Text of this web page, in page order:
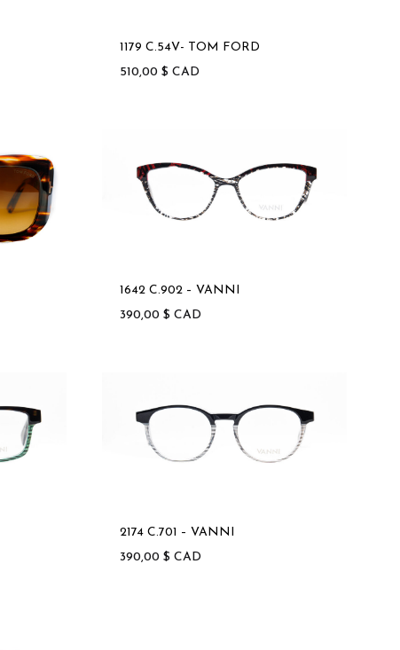
1179 C.54V- TOM FORD
510,00 $ CAD
1642 C.902 – VANNI
390,00 $ CAD
2174 C.701 – VANNI
390,00 $ CAD